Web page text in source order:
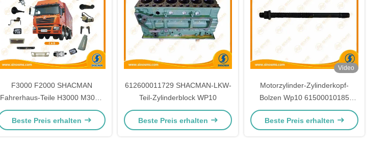
F3000 F2000 SHACMAN
Fahrerhaus-Teile H3000 M3000
X3000 der LKW-Teil-SHACMAN
Beste Preis erhalten
612600011729 SHACMAN-LKW-
Teil-Zylinderblock WP10
Beste Preis erhalten
Video
Motorzylinder-Zylinderkopf-
Bolzen Wp10 61500010185
Shacman Weichai
Beste Preis erhalten